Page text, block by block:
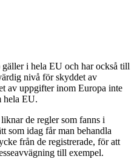
i hela EU och har också till
nivå för skyddet av
av uppgifter inom Europa inte
hela EU.
de regler som fanns i
som idag får man behandla
från de registrerade, för att
till exempel.